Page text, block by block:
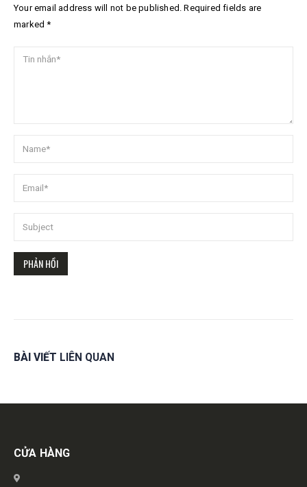
Your email address will not be published. Required fields are
marked *
BÀI VIẾT LIÊN QUAN
Get in touch
CỬA HÀNG